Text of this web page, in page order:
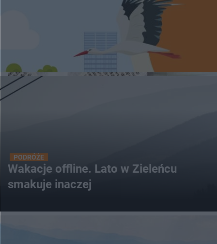
PODRÓŻE
Wakacje offline. Lato w Zieleńcu
smakuje inaczej